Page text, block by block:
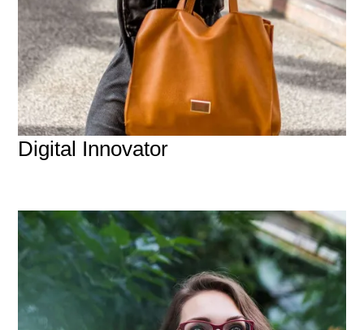
Digital Innovator